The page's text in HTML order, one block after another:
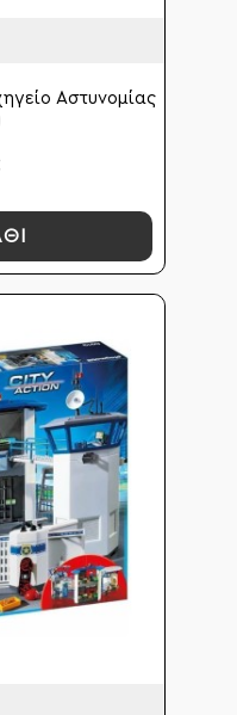
Αστυνομίας